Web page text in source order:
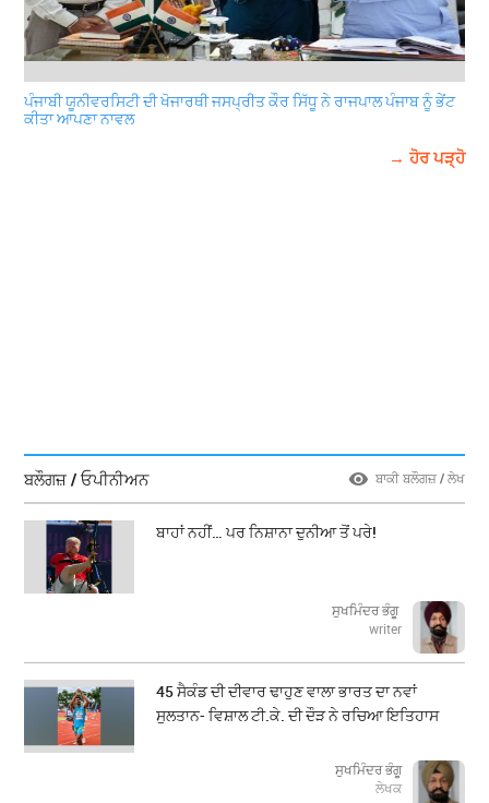
ਪੰਜਾਬੀ ਯੂਨੀਵਰਸਿਟੀ ਦੀ ਖੋਜਾਰਥੀ ਜਸਪ੍ਰੀਤ ਕੌਰ ਸਿੱਧੂ ਨੇ ਰਾਜਪਾਲ ਪੰਜਾਬ ਨੂੰ ਭੇਂਟ
ਕੀਤਾ ਆਪਣਾ ਨਾਵਲ
→ ਹੋਰ ਪੜ੍ਹੋ
ਬਲੌਗਜ਼ / ਓਪੀਨੀਅਨ ਬਾਕੀ ਬਲੌਗਜ਼ / ਲੇਖ
ਬਾਹਾਂ ਨਹੀਂ… ਪਰ ਨਿਸ਼ਾਨਾ ਦੁਨੀਆ ਤੋਂ ਪਰੇ!
ਸੁਖਮਿੰਦਰ ਭੰਗੂ
writer
45 ਸੈਕੰਡ ਦੀ ਦੀਵਾਰ ਢਾਹੁਣ ਵਾਲਾ ਭਾਰਤ ਦਾ ਨਵਾਂ
ਸੁਲਤਾਨ- ਵਿਸ਼ਾਲ ਟੀ.ਕੇ. ਦੀ ਦੌੜ ਨੇ ਰਚਿਆ ਇਤਿਹਾਸ
ਸੁਖਮਿੰਦਰ ਭੰਗੂ
ਲੇਖਕ